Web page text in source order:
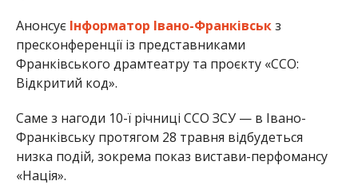
Анонсує Інформатор Івано-Франківськз
пресконференції із представниками
Франківського драмтеатру та проєкту «ССО:
Відкритий код».
Саме з нагоди 10-ї річниці ССО ЗСУ — в Івано-
Франківську протягом 28 травня відбудеться
низка подій, зокрема показ вистави-перфомансу
«Нація».